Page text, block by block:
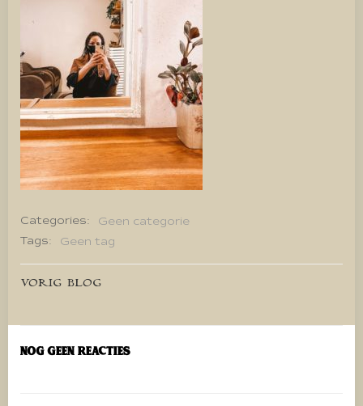
Categories:
Geen categorie
Tags:
Geen tag
Bericht
navigatie
VORIG BLOG
Nog geen reacties